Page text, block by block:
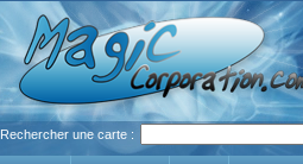
Rechercher une carte :